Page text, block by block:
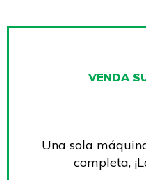
VENDA
Una sola
completa,